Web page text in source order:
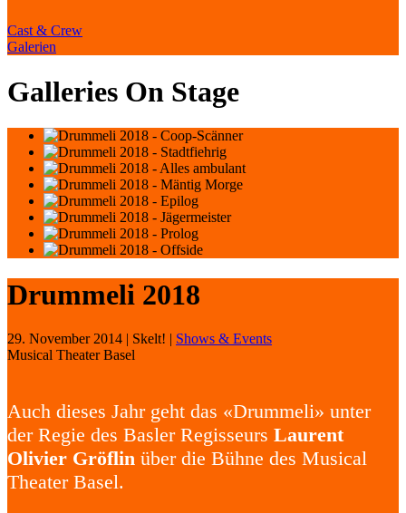
Cast & Crew
Galerien
Galleries On Stage
Drummeli 2018
29. November 2014 | Skelt! | Shows & Events
Musical Theater Basel
Auch dieses Jahr geht das «Drummeli» unter
der Regie des Basler Regisseurs Laurent
Olivier Gröflin über die Bühne des Musical
Theater Basel.